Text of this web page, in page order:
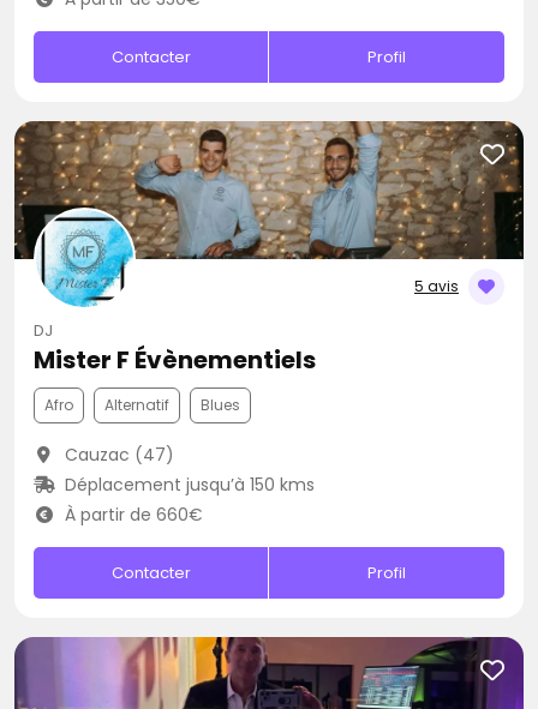
Contacter Profil
5 avis
DJ
Mister F Évènementiels
Afro Alternatif Blues
Cauzac (47)
Déplacement jusqu’à 150 kms
À partir de 660€
Contacter Profil